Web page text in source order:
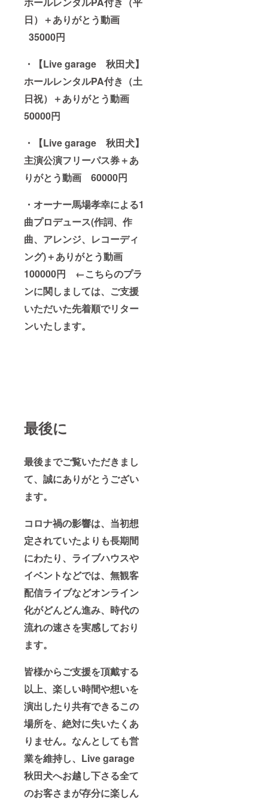
日）＋ありがとう動画
35000円
・【Live garage 秋田犬】
ホールレンタルPA付き（土
日祝）＋ありがとう動画
50000円
・【Live garage 秋田犬】
主演公演フリーパス券＋あ
りがとう動画 60000円
・オーナー馬場孝幸による1
曲プロデュース(作詞、作
曲、アレンジ、レコーディ
ング)＋ありがとう動画
100000円 ←こちらのプラ
ンに関しましては、ご支援
いただいた先着順でリター
ンいたします。
最後に
最後までご覧いただきまし
て、誠にありがとうござい
ます。
コロナ禍の影響は、当初想
定されていたよりも長期間
にわたり、 ライブハウスや
イベントなどでは、無観客
配信ライブなどオンライン
化がどんどん進み、時代の
流れの速さを実感しており
ます。
皆様からご支援を頂戴する
以上、楽しい時間や想いを
演出したり共有できるこの
場所を、絶対に失いたくあ
りません。なんとしても営
業を維持し、Live garage
秋田犬へお越し下さる全て
のお客さまが存分に楽しん